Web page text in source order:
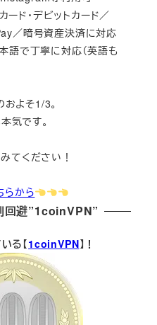
ード・デビットカード／
／暗号資産決済に対応
語で丁寧に対応（英語も
よそ1/3。
気です。
てください！
らから
回避”1coinVPN”
る【1coinVPN】！